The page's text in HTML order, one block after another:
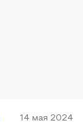
14 мая 2024